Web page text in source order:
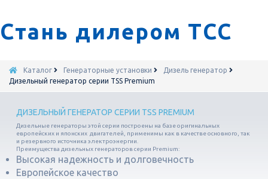
Стань дилером ТСС
Каталог Генераторные установки
Дизель генератор
Дизельный генератор серии TSS Premium
ДИЗЕЛЬНЫЙ ГЕНЕРАТОР СЕРИИ TSS PREMIUM
Дизельные генераторы этой серии построены на базе оригинальных
европейских и японских двигателей, применимы как в качестве основного, так
и резервного источника электроэнергии.
Преимущества дизельных генераторов серии Premium:
Высокая надежность и долговечность
Европейское качество